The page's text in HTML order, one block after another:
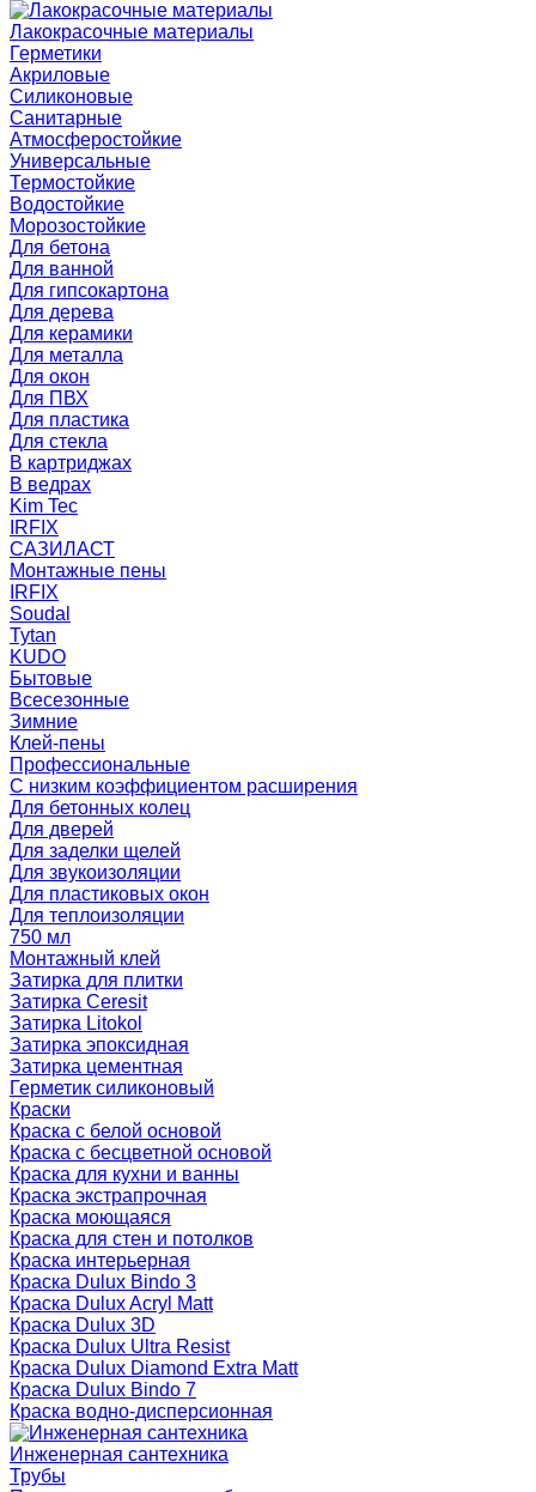
Лакокрасочные материалы
Герметики
Акриловые
Силиконовые
Санитарные
Атмосферостойкие
Универсальные
Термостойкие
Водостойкие
Морозостойкие
Для бетона
Для ванной
Для гипсокартона
Для дерева
Для керамики
Для металла
Для окон
Для ПВХ
Для пластика
Для стекла
В картриджах
В ведрах
Kim Tec
IRFIX
САЗИЛАСТ
Монтажные пены
IRFIX
Soudal
Tytan
KUDO
Бытовые
Всесезонные
Зимние
Клей-пены
Профессиональные
С низким коэффициентом расширения
Для бетонных колец
Для дверей
Для заделки щелей
Для звукоизоляции
Для пластиковых окон
Для теплоизоляции
750 мл
Монтажный клей
Затирка для плитки
Затирка Ceresit
Затирка Litokol
Затирка эпоксидная
Затирка цементная
Герметик силиконовый
Краски
Краска с белой основой
Краска с бесцветной основой
Краска для кухни и ванны
Краска экстрапрочная
Краска моющаяся
Краска для стен и потолков
Краска интерьерная
Краска Dulux Bindo 3
Краска Dulux Acryl Matt
Краска Dulux 3D
Краска Dulux Ultra Resist
Краска Dulux Diamond Extra Matt
Краска Dulux Bindo 7
Краска водно-дисперсионная
Инженерная сантехника
Трубы